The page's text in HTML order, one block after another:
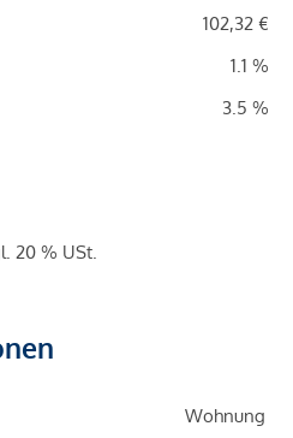
102,32 €
1.1 %
3.5 %
20 % USt.
Wohnung